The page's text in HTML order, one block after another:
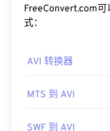
如何打开 AVI
AVI 文件的另一种
虽然AVI 文件针对互
媒体播放器。
FreeConvert.com
式：
AVI 转换器
MTS 到 AVI
SWF 到 AVI